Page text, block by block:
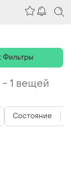
-1 вещей
Состояние
Фильтры